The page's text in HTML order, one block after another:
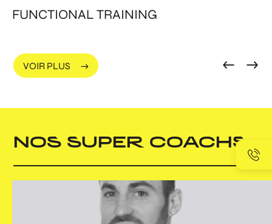
FUNCTIONAL TRAINING
VOIR PLUS
NOS SUPER COACHS